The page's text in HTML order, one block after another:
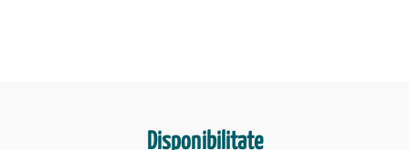
Disponibilitate